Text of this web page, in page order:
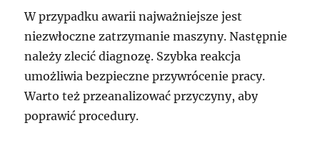
W przypadku awarii najważniejsze jest
niezwłoczne zatrzymanie maszyny. Następnie
należy zlecić diagnozę. Szybka reakcja
umożliwia bezpieczne przywrócenie pracy.
Warto też przeanalizować przyczyny, aby
poprawić procedury.